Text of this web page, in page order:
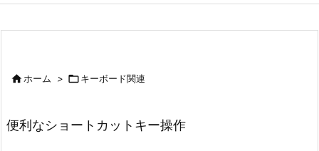
ホーム > キーボード関連
便利なショートカットキー操作